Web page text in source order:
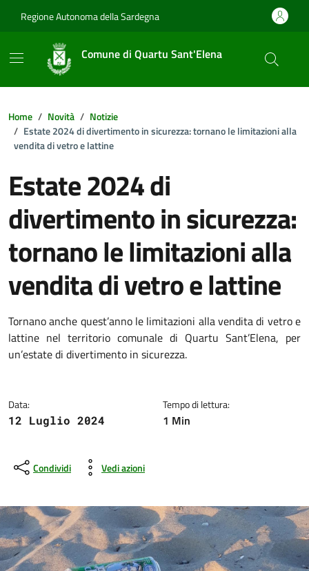
Regione Autonoma della Sardegna
Comune di Quartu Sant'Elena
Home Novità
Notizie
Estate 2024 di divertimento in sicurezza: tornano le limitazioni alla
vendita di vetro e lattine
Estate 2024 di
divertimento in sicurezza:
tornano le limitazioni alla
vendita di vetro e lattine
Dettagli della notizia
Tornano anche quest’anno le limitazioni alla vendita di vetro e
lattine nel territorio comunale di Quartu Sant’Elena, per
un’estate di divertimento in sicurezza.
Data:
12 Luglio 2024
Tempo di lettura:
1 Min
Condividi Vedi azioni